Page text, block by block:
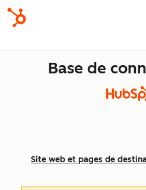
Base de
Site web et pages de